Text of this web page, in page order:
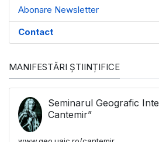
Abonare Newsletter
Contact
MANIFESTĂRI ȘTIINȚIFICE
Seminarul Geografic
Cantemir”